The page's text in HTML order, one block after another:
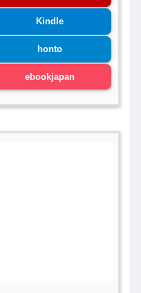
Kindle
honto
ebookjapan